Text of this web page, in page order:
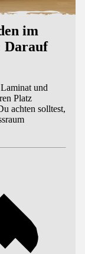
im
Darauf
und
Platz
achten solltest,